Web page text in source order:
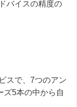
バイスの精度の
スで、7つのアン
ズ5本の中から自